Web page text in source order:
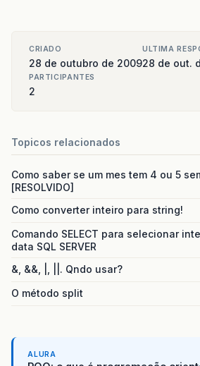
CRIADO
28 de outubro de 2009
ULTIMA
28 de out.
PARTICIPANTES
2
Topicos relacionados
Como saber se um mes tem 4 ou 5
[RESOLVIDO]
Como converter inteiro para string!
Comando SELECT para selecionar
data SQL SERVER
&, &&, |, ||. Qndo usar?
O método split
ALURA